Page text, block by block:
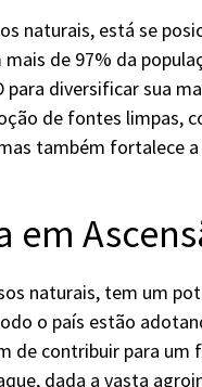
naturais, está se
de 97% da
diversificar sua
de fontes limpas,
também fortalece
em
naturais, tem um
o país estão
de contribuir para um
dada a vasta